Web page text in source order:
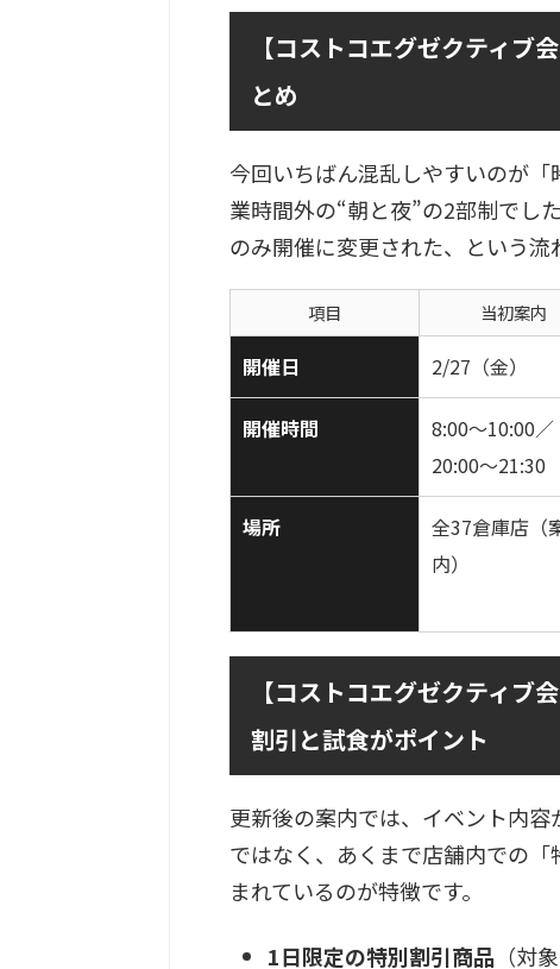
【コストコエグゼクティブ
とめ
今回いちばん混乱しやすいのが
業時間外の“朝と夜”の2部制でし
のみ開催に変更された、という流
項目 当初案内
開催日 2/27（金）
開催時間
8:00〜10:00／
20:00〜21:30
場所
全37倉庫店（
内）
【コストコエグゼクティブ
割引と試食がポイント
更新後の案内では、イベント内
ではなく、あくまで店舗内での
まれているのが特徴です。
1日限定の特別割引商品 （対